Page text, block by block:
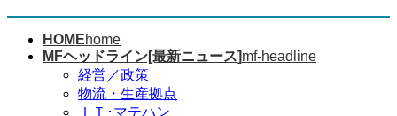
HOMEhome
MFヘッドライン[最新ニュース]mf-headline
経営／政策
物流・生産拠点
ＩＴ･マテハン